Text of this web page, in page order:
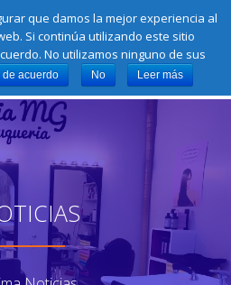
fa-
facebook
fa-
instagram
fa-
google-
plus-
square
fa-
pinterest
fa-
que damos la mejor experiencia al
Si continúa utilizando este sitio
No utilizamos ninguno de sus
de acuerdo No Leer más